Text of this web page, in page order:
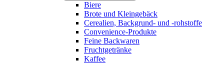
Biere
Brote und Kleingebäck
Cerealien, Backgrund- und -rohstoffe
Convenience-Produkte
Feine Backwaren
Fruchtgetränke
Kaffee